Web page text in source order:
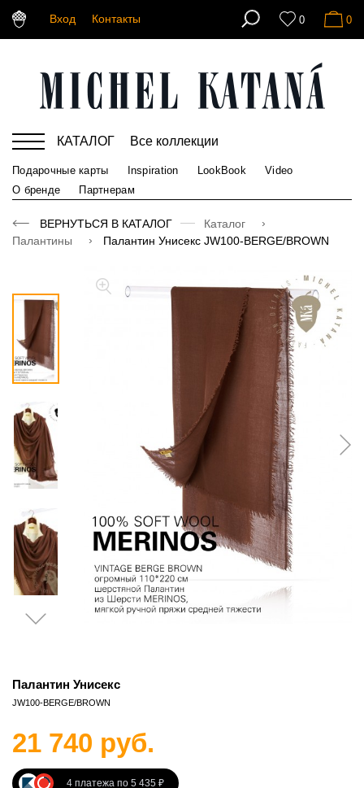
Вход Контакты 0 0
КАТАЛОГ Все коллекции
Подарочные карты Inspiration LookBook
Video
О бренде
Партнерам
ВЕРНУТЬСЯ В КАТАЛОГ
Каталог
Палантины
Палантин Унисекс JW100-BERGE/BROWN
Палантин Унисекс
JW100-BERGE/BROWN
21 740 руб.
4 платежа по 5 435 ₽